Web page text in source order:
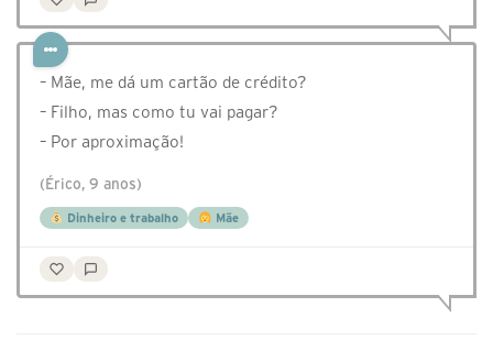
– Mãe, me dá um cartão de crédito?
– Filho, mas como tu vai pagar?
– Por aproximação!
(Érico, 9 anos)
Dinheiro e trabalho Mãe